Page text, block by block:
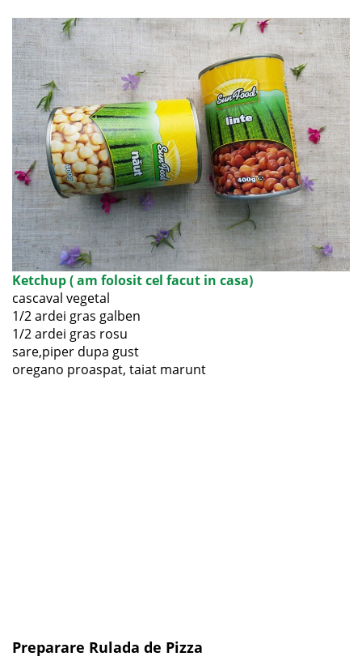
Ketchup ( am folosit cel facut in casa)
cascaval vegetal
1/2 ardei gras galben
1/2 ardei gras rosu
sare,piper dupa gust
oregano proaspat, taiat marunt
Preparare Rulada de Pizza